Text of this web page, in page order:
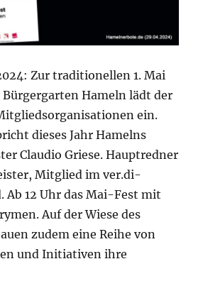
Zur traditionellen 1. Mai
Hameln lädt der
ein.
dieses Jahr Hamelns
Claudio Griese. Hauptredner
Mitglied im ver.di-
Ab 12 Uhr das Mai-Fest mit
Auf der Wiese des
zudem eine Reihe von
und Initiativen ihre